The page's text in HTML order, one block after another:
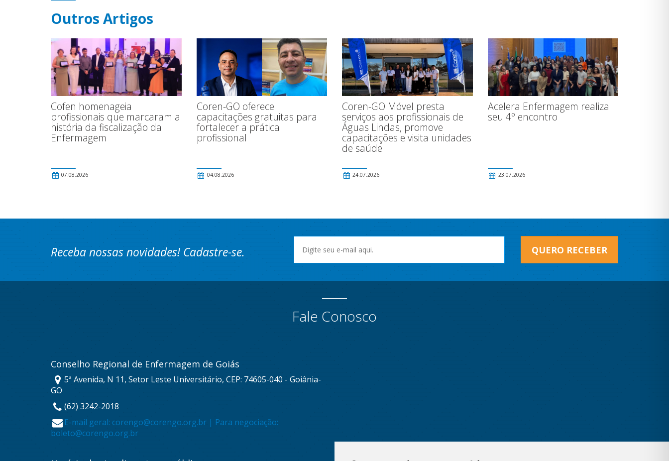
Outros Artigos
Cofen homenageia
profissionais que marcaram a
história da fiscalização da
Enfermagem
07.08.2026
Coren-GO oferece
capacitações gratuitas para
fortalecer a prática
profissional
04.08.2026
Coren-GO Móvel presta
serviços aos profissionais de
Águas Lindas, promove
capacitações e visita unidades
de saúde
24.07.2026
Acelera Enfermagem realiza
seu 4º encontro
23.07.2026
Receba nossas novidades! Cadastre-se. QUERO RECEBER
Fale Conosco
Conselho Regional de Enfermagem de Goiás
5ª Avenida, N 11, Setor Leste Universitário, CEP: 74605-040 - Goiânia-
GO
(62) 3242-2018
E-mail geral: corengo@corengo.org.br | Para negociação:
boleto@corengo.org.br